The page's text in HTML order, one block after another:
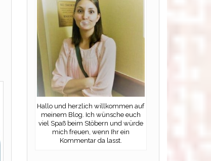
Hallo und herzlich willkommen auf
meinem Blog. Ich wünsche euch
viel Spaß beim Stöbern und würde
mich freuen, wenn Ihr ein
Kommentar da lasst.